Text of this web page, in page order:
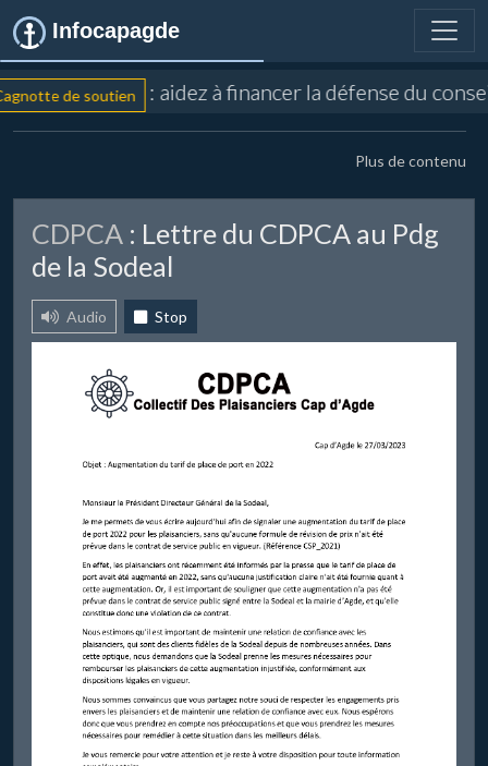
Infocapagde
de soutien : aidez à financer la défense du
Plus de contenu
CDPCA : Lettre du CDPCA au Pdg
de la Sodeal
Audio Stop